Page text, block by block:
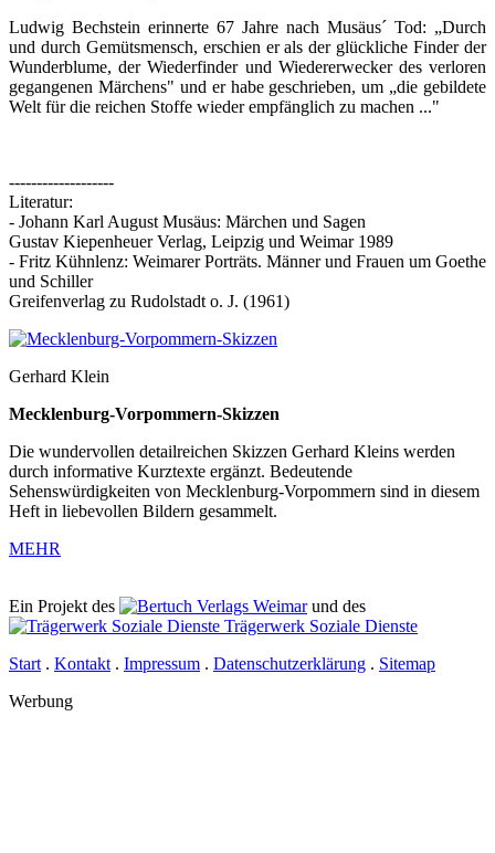
Ludwig Bechstein erinnerte 67 Jahre nach Musäus´ Tod: „Durch
und durch Gemütsmensch, erschien er als der glückliche Finder der
Wunderblume, der Wiederfinder und Wiedererwecker des verloren
gegangenen Märchens" und er habe geschrieben, um „die gebildete
Welt für die reichen Stoffe wieder empfänglich zu machen ..."
-------------------
Literatur:
- Johann Karl August Musäus: Märchen und Sagen
Gustav Kiepenheuer Verlag, Leipzig und Weimar 1989
- Fritz Kühnlenz: Weimarer Porträts. Männer und Frauen um Goethe
und Schiller
Greifenverlag zu Rudolstadt o. J. (1961)
Gerhard Klein
Mecklenburg-Vorpommern-Skizzen
Die wundervollen detailreichen Skizzen Gerhard Kleins werden
durch informative Kurztexte ergänzt. Bedeutende
Sehenswürdigkeiten von Mecklenburg-Vorpommern sind in diesem
Heft in liebevollen Bildern gesammelt.
MEHR
Ein Projekt des Verlags Weimarund des
Trägerwerk Soziale Dienste
Start . Kontakt . Impressum . Datenschutz­erklärung . Sitemap
Werbung